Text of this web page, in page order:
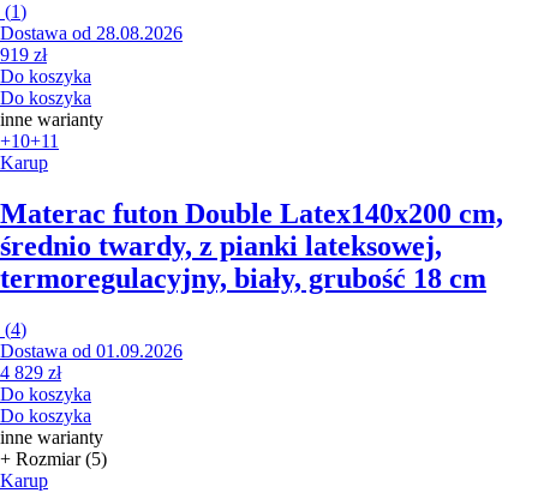
(1)
Dostawa od 28.08.2026
919 zł
Do koszyka
Do koszyka
inne warianty
+10+11
Karup
Materac futon Double Latex140x200 cm,
średnio twardy, z pianki lateksowej,
termoregulacyjny, biały, grubość 18 cm
(4)
Dostawa od 01.09.2026
4 829 zł
Do koszyka
Do koszyka
inne warianty
+ Rozmiar (5)
Karup